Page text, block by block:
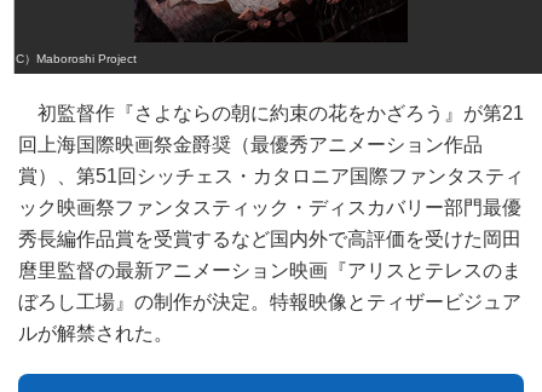
（C）Maboroshi Project
初監督作『さよならの朝に約束の花をかざろう』が第21
回上海国際映画祭金爵奨（最優秀アニメーション作品
賞）、第51回シッチェス・カタロニア国際ファンタスティ
ック映画祭ファンタスティック・ディスカバリー部門最優
秀長編作品賞を受賞するなど国内外で高評価を受けた岡田
麿里監督の最新アニメーション映画『アリスとテレスのま
ぼろし工場』の制作が決定。特報映像とティザービジュア
ルが解禁された。